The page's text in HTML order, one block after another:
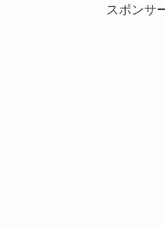
スポンサ